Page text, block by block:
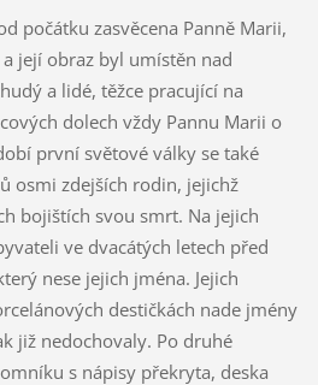
počátku zasvěcena Panně Marii,
její obraz byl umístěn nad
a lidé, těžce pracující na
dolech vždy Pannu Marii o
první světové války se také
osmi zdejších rodin, jejichž
bojištích svou smrt. Na jejich
ve dvacátých letech před
nese jejich jména. Jejich
destičkách nade jmény
již nedochovaly. Po druhé
s nápisy překryta, deska